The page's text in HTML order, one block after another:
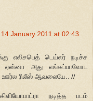
14 January 2011 at 02:43
எலிசபெத் டெய்லர் நடிச்ச
ஏன்னா அது எங்கப்பாவோட
ரிலீஸ் ஆவலையே.. //
நடித்த படம்